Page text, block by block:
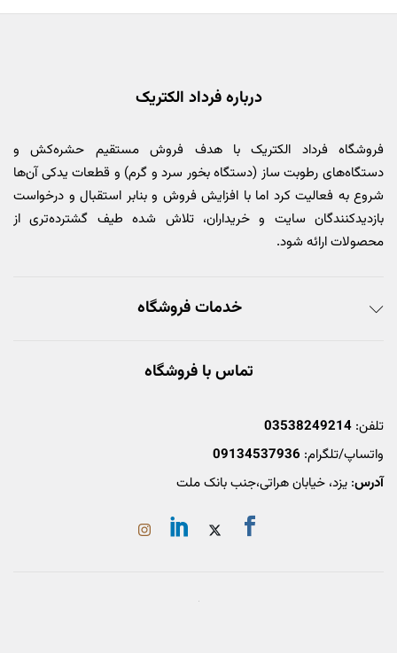
درباره فرداد الکتریک
فروشگاه فرداد الکتریک با هدف فروش مستقیم حشره‌کش و
دستگاه‌های رطوبت ساز (دستگاه بخور سرد و گرم) و قطعات یدکی آن‌ها
شروع به فعالیت کرد اما با افزایش فروش و بنابر استقبال و درخواست
بازدیدکنندگان سایت و خریداران، تلاش شده طیف گشترده‌تری از
محصولات ارائه شود.
خدمات فروشگاه
تماس با فروشگاه
تلفن: 03538249214
واتساپ/تلگرام: 09134537936
آدرس: یزد، خیابان هراتی،جنب بانک ملت